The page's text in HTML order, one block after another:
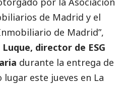
de Madrid y el
de Madrid”,
director de ESG
durante la entrega de
este jueves en La